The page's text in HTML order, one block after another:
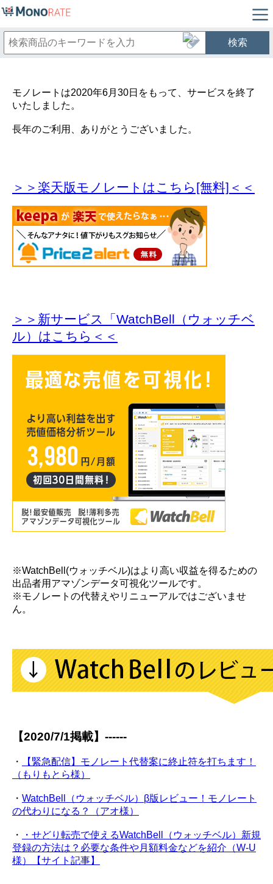
検索
モノレートは2020年6月30日をもって、サービスを終了
いたしました。
長年のご利用、ありがとうございました。
＞＞楽天版モノレートはこちら[無料]＜＜
＞＞新サービス「WatchBell（ウォッチベ
ル）はこちら＜＜
※WatchBell(ウォッチベル)はより高い収益を得るための
出品者用アマゾンデータ可視化ツールです。
※モノレートの代替えやリニューアルではございませ
ん。
【2020/7/1掲載】------
・
【緊急配信】モノレート代替案に終止符を打ちます！
（もりもとら様）
・ WatchBell（ウォッチベル）β版レビュー！モノレート
の代わりになる？（アオ様）
・
・せどり転売で使えるWatchBell（ウォッチベル）新規
登録の方法は？必要な条件や月額料金などを紹介（W-U
様）【サイト記事】